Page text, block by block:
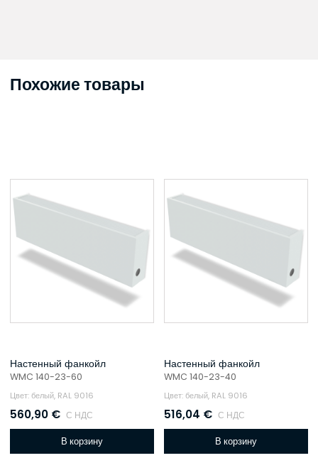
Похожие товары
Настенный фанкойл
WMC 140-23-60
Цвет: белый, RAL 9016
560,90 € С НДС
В корзину
Настенный фанкойл
WMC 140-23-40
Цвет: белый, RAL 9016
516,04 € С НДС
В корзину